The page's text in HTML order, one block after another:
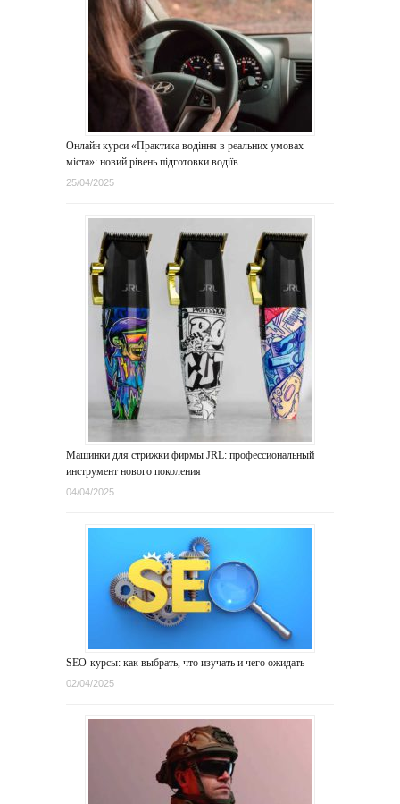
Онлайн курси «Практика водіння в реальних умовах
міста»: новий рівень підготовки водіїв
25/04/2025
Машинки для стрижки фирмы JRL: профессиональный
инструмент нового поколения
04/04/2025
SEO-курсы: как выбрать, что изучать и чего ожидать
02/04/2025